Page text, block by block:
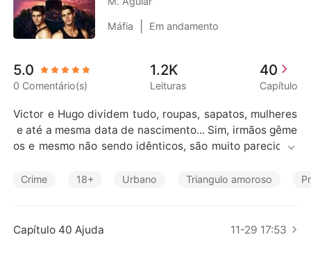
Sair
Baixar App
Contos
Bilionários
Contos Curtos
Máfia Em andamento
5.0
0 Comentário(s)
1.2K
Leituras
40
Capítulo
Victor e Hugo dividem tudo, roupas, sapatos, mulheres
e até a mesma data de nascimento... Sim, irmãos gême
os e mesmo não sendo idênticos, são muito parecidos,
ira linda, mas atrevida.
Angel é rebelde e inconsequente e faz tudo para irritar
Crime 18+ Urbano Triangulo amoroso
Capítulo 40 Ajuda 11-29 17:53